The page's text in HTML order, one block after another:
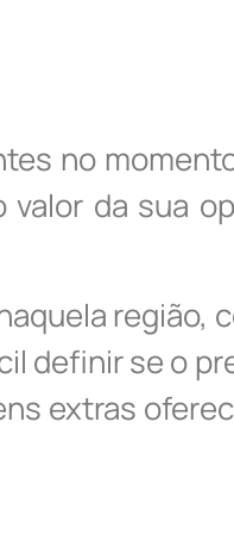
no
da sua
região,
definir se o
extras